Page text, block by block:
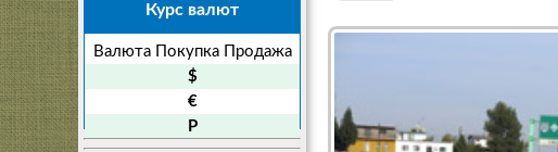
Курс валют
Валюта Покупка
Продажа
$
€
P